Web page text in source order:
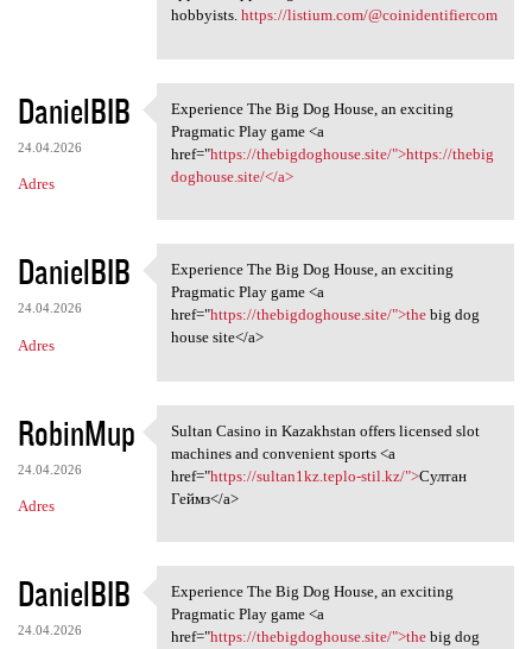
hobbyists. https://listium.com/@coinidentifiercom
DanielBIB
24.04.2026
Adres
Experience The Big Dog House,
Experience The Big Dog House, an exciting
Pragmatic Play game <a
href="https://thebigdoghouse.site/">https://thebig
doghouse.site/</a>
DanielBIB
24.04.2026
Adres
Experience The Big Dog House,
Experience The Big Dog House, an exciting
Pragmatic Play game <a
href="https://thebigdoghouse.site/">thebig dog
house site</a>
RobinMup
24.04.2026
Adres
Sultan Casino in Kazakhstan
Sultan Casino in Kazakhstan offers licensed slot
machines and convenient sports <a
href="https://sultan1kz.teplo-stil.kz/">Султан
Геймз</a>
DanielBIB
24.04.2026
Experience The Big Dog House,
Experience The Big Dog House, an exciting
Pragmatic Play game <a
href="https://thebigdoghouse.site/">thebig dog